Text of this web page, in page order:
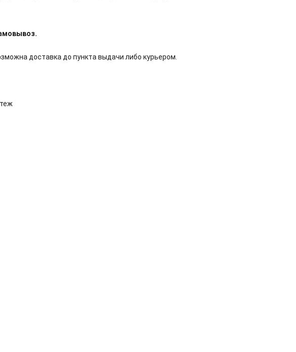
доставка до пункта выдачи либо курьером.